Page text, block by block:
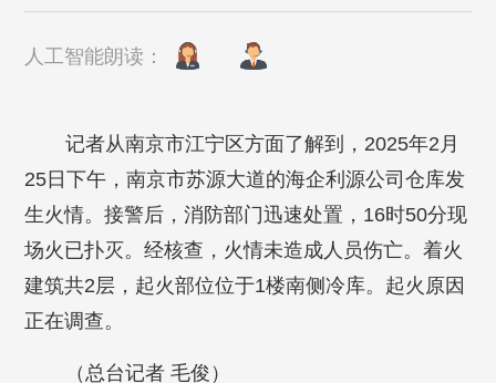
人工智能朗读：
记者从南京市江宁区方面了解到，2025年2月
25日下午，南京市苏源大道的海企利源公司仓库发
生火情。接警后，消防部门迅速处置，16时50分现
场火已扑灭。经核查，火情未造成人员伤亡。着火
建筑共2层，起火部位位于1楼南侧冷库。起火原因
正在调查。
（总台记者 毛俊）